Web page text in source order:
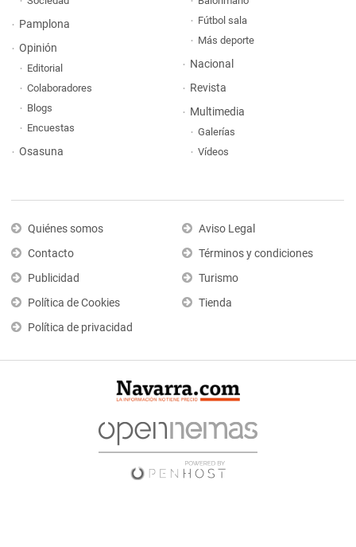
Pamplona
Opinión
Editorial
Colaboradores
Blogs
Encuestas
Osasuna
Fútbol sala
Más deporte
Nacional
Revista
Multimedia
Galerías
Vídeos
Quiénes somos
Contacto
Publicidad
Política de Cookies
Política de privacidad
Aviso Legal
Términos y condiciones
Turismo
Tienda